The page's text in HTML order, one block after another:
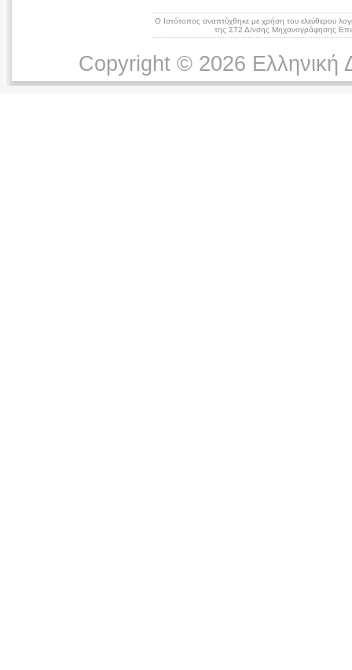
Ο Ιστότοπος αναπτύχθηκε με χρήση του ελεύθερου
της ΣΤ2 Δ/νσης Μηχανογράφησης
Copyright © 2026